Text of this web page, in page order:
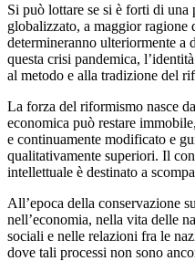
Si può lottare se si è forti di
globalizzato, a maggior
determineranno ulteriormente a
questa crisi pandemica,
al metodo e alla tradizione del
La forza del riformismo nasce
economica può restare
e continuamente modificato e
qualitativamente superiori. Il
intellettuale è destinato a
All’epoca della conservazione
nell’economia, nella vita delle
sociali e nelle relazioni fra le
dove tali processi non sono